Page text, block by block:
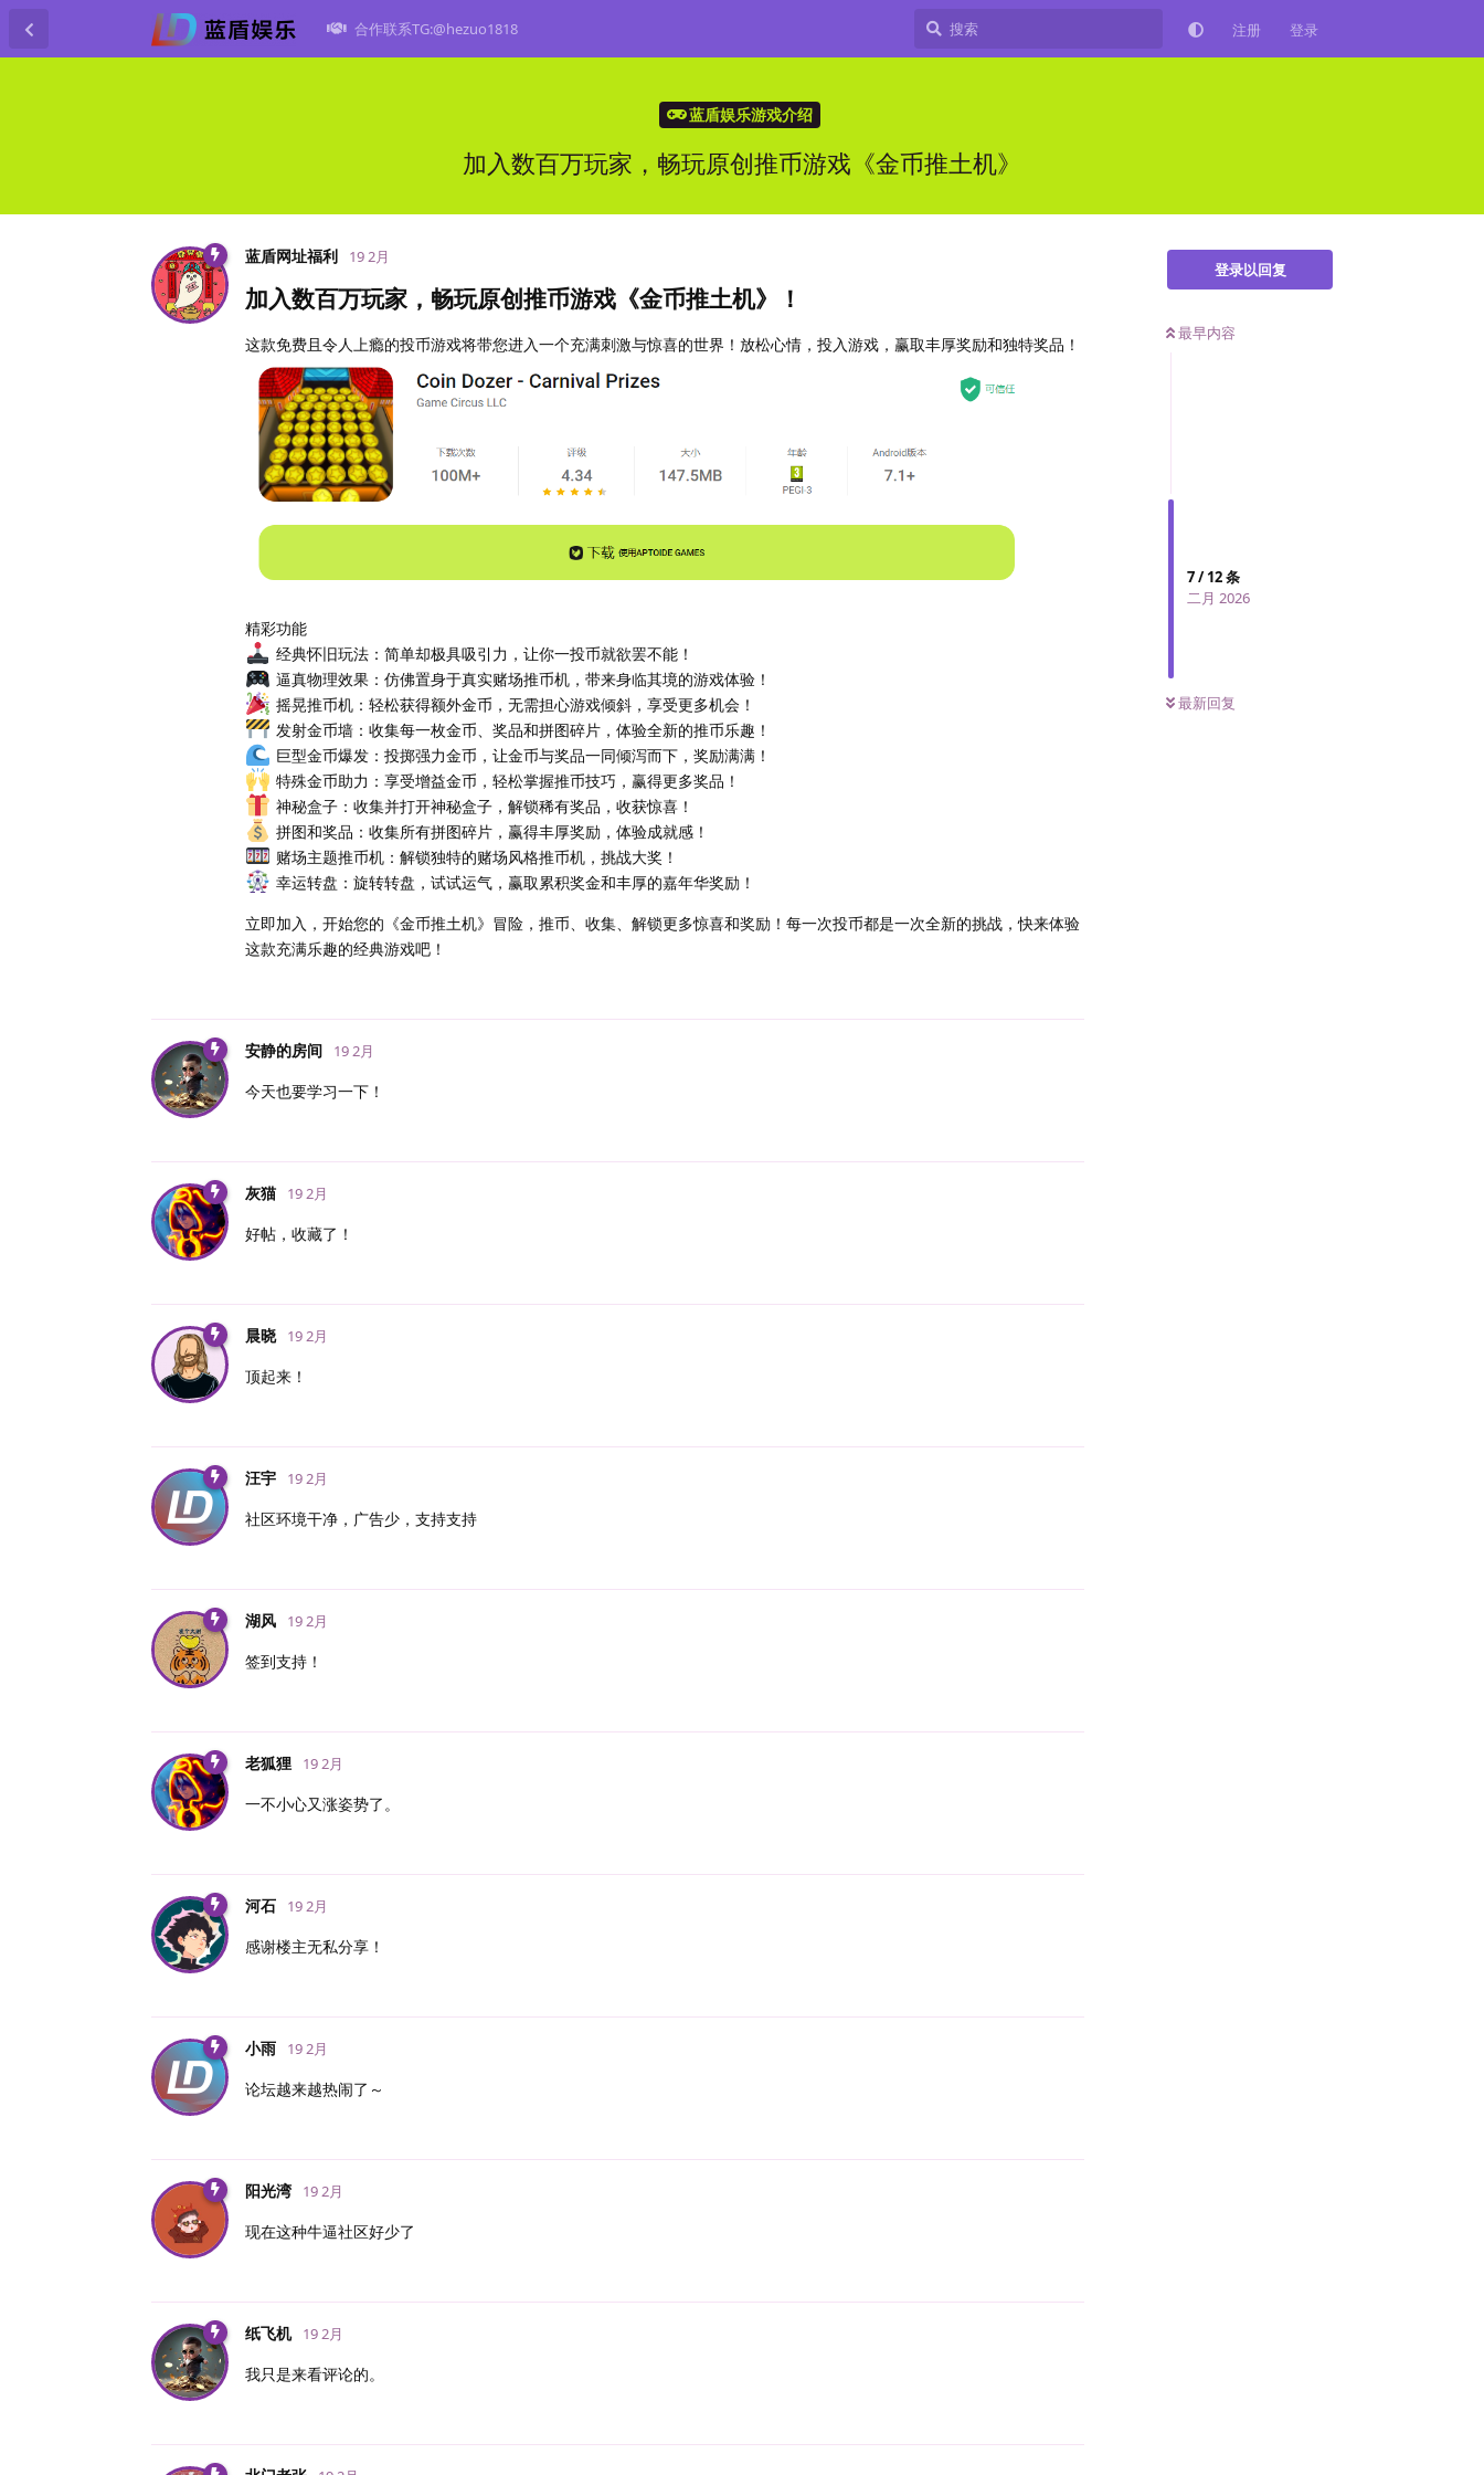
合作联系TG:@hezuo1818 注册 登录
蓝盾娱乐游戏介绍
加入数百万玩家，畅玩原创推币游戏《金币推土机》
登录以回复
最早内容
7/12条
二月 2026
最新回复
蓝盾网址福利 19 2月
加入数百万玩家，畅玩原创推币游戏《金币推土机》！
这款免费且令人上瘾的投币游戏将带您进入一个充满刺激与惊喜的世界！放松心情，投入游戏，赢取丰厚奖励和独特奖品！
精彩功能
经典怀旧玩法：简单却极具吸引力，让你一投币就欲罢不能！
逼真物理效果：仿佛置身于真实赌场推币机，带来身临其境的游戏体验！
摇晃推币机：轻松获得额外金币，无需担心游戏倾斜，享受更多机会！
发射金币墙：收集每一枚金币、奖品和拼图碎片，体验全新的推币乐趣！
巨型金币爆发：投掷强力金币，让金币与奖品一同倾泻而下，奖励满满！
特殊金币助力：享受增益金币，轻松掌握推币技巧，赢得更多奖品！
神秘盒子：收集并打开神秘盒子，解锁稀有奖品，收获惊喜！
拼图和奖品：收集所有拼图碎片，赢得丰厚奖励，体验成就感！
赌场主题推币机：解锁独特的赌场风格推币机，挑战大奖！
幸运转盘：旋转转盘，试试运气，赢取累积奖金和丰厚的嘉年华奖励！
立即加入，开始您的《金币推土机》冒险，推币、收集、解锁更多惊喜和奖励！每一次投币都是一次全新的挑战，快来体验
这款充满乐趣的经典游戏吧！
安静的房间 19 2月
今天也要学习一下！
灰猫 19 2月
好帖，收藏了！
晨晓 19 2月
顶起来！
汪宇 19 2月
社区环境干净，广告少，支持支持
湖风 19 2月
签到支持！
老狐狸 19 2月
一不小心又涨姿势了。
河石 19 2月
感谢楼主无私分享！
小雨 19 2月
论坛越来越热闹了～
阳光湾 19 2月
现在这种牛逼社区好少了
纸飞机 19 2月
我只是来看评论的。